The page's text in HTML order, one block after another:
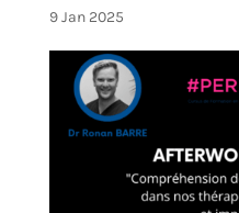
9 Jan 2025